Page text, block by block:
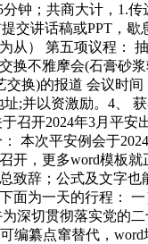
钟；共商大计，1.传
交讲话稿或PPT，歇
从） 第五项议程：
换不雅摩会(石膏砂
换)的报道 会议时间
址;并以资激励。4、
召开2024年3月平安
本次平安例会于
开，更多word模板就
致辞；公式及文字也
面为一天的行程： 一
深切贯彻落实党的
编纂点窜替代，